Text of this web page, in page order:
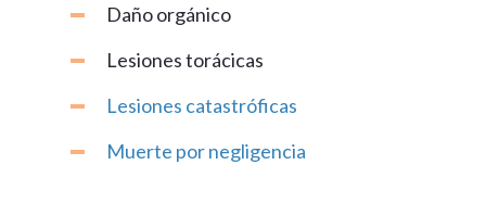
Daño orgánico
Lesiones torácicas
Lesiones catastróficas
Muerte por negligencia